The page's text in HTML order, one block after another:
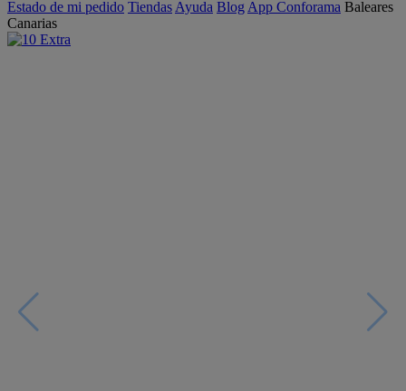
Estado de mi pedido Tiendas Ayuda Blog App Conforama Baleares
Canarias